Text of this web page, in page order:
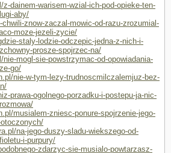
dainem-warisem-wzial-ich-pod-opieke-ten-
aby/
znow-zaczal-mowic-od-razu-zrozumial-
moze-jezeli-zycie/
staly-lodzie-odczepic-jedna-z-nich-i-
prosze-spojrzec-na/
mogl-sie-powstrzymac-od-opowiadania-
go/
nie-w-tym-lezy-trudnoscmilczalemjuz-bez-
prawa-ogolnego-porzadku-i-postepu-ja-nic-
musialem-zniesc-ponure-spojrzenie-jego-
na-jego-duszy-sladu-wiekszego-od-
i-purpury/
zdarzyc-sie-musialo-powtarzasz-